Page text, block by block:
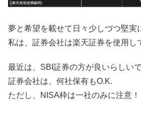
夢と希望を載せて日々少しづつ堅実
私は、証券会社は楽天証券を使用し
最近は、SBI証券の方が良いらしいで
証券会社は、何社保有もO.K.
ただし、NISA枠は一社のみに注意！